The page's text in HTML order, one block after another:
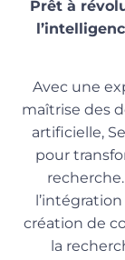
Prêt à
Avec une
maîtrise des
artificielle,
pour
l’intégration
création de
la